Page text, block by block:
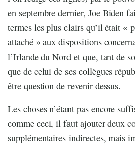
en septembre dernier, Joe Biden
termes les plus clairs qu’il était «
attaché » aux dispositions
l’Irlande du Nord et que, tant de
que de celui de ses collègues
être question de revenir dessus.
Les choses n’étant pas encore
comme ceci, il faut ajouter deux
supplémentaires indirectes, mais